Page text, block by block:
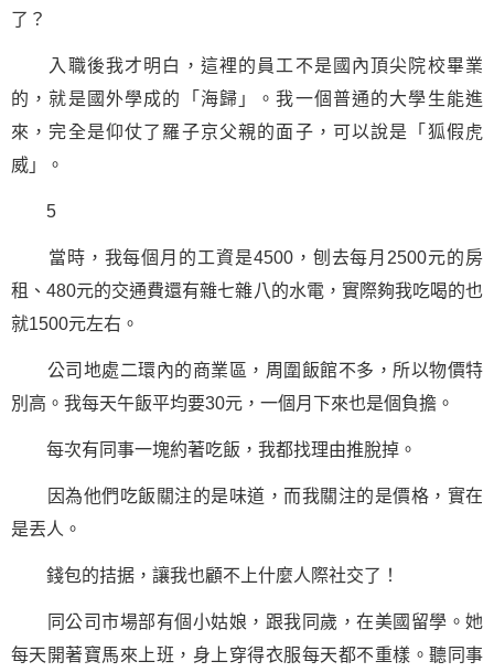
了？
入職後我才明白，這裡的員工不是國內頂尖院校畢業
的，就是國外學成的「海歸」。我一個普通的大學生能進
來，完全是仰仗了羅子京父親的面子，可以說是「狐假虎
威」。
5
當時，我每個月的工資是4500，刨去每月2500元的房
租、480元的交通費還有雜七雜八的水電，實際夠我吃喝的也
就1500元左右。
公司地處二環內的商業區，周圍飯館不多，所以物價特
別高。我每天午飯平均要30元，一個月下來也是個負擔。
每次有同事一塊約著吃飯，我都找理由推脫掉。
因為他們吃飯關注的是味道，而我關注的是價格，實在
是丟人。
錢包的拮据，讓我也顧不上什麼人際社交了！
同公司市場部有個小姑娘，跟我同歲，在美國留學。她
每天開著寶馬來上班，身上穿得衣服每天都不重樣。聽同事